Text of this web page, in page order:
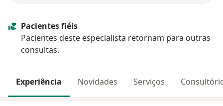
Pacientes fiéis
Pacientes deste especialista retornam para outras
consultas.
Experiência Novidades Serviços